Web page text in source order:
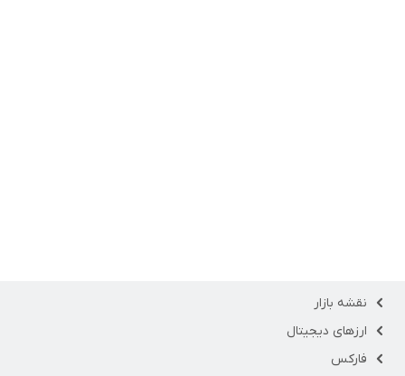
نقشه بازار
ارزهای دیجیتال
فارکس